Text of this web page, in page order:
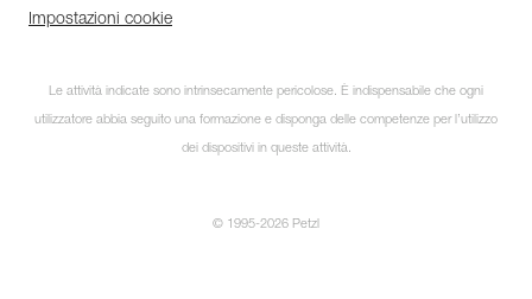
Impostazioni cookie
Le attività indicate sono intrinsecamente pericolose. È indispensabile che ogni
utilizzatore abbia seguito una formazione e disponga delle competenze per l’utilizzo
dei dispositivi in queste attività.
© 1995-2026 Petzl